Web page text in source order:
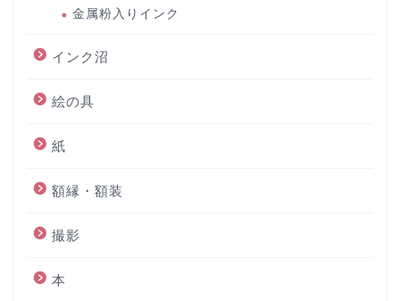
金属粉入りインク
インク沼
絵の具
紙
額縁・額装
撮影
本